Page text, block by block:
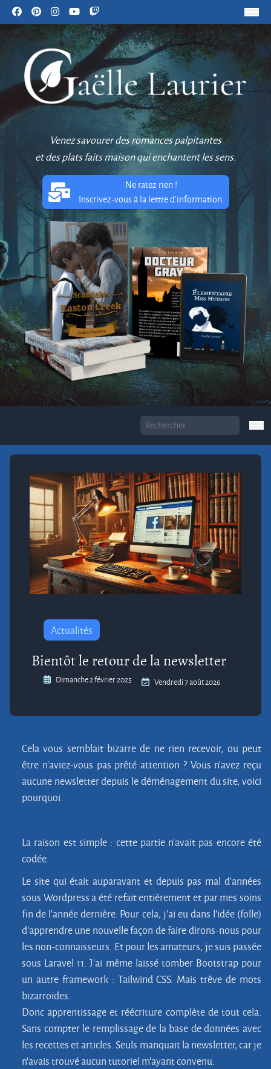
Venez savourer des romances palpitantes
et des plats faits maison qui enchantent les sens.
Ne ratez rien !
Inscrivez-vous à la lettre d'information.
Actualités
Bientôt le retour de la newsletter
Dimanche 2 février 2025 Vendredi 7 août 2026
Cela vous semblait bizarre de ne rien recevoir, ou peut
être n'aviez-vous pas prêté attention ? Vous n'avez reçu
aucune newsletter depuis le déménagement du site, voici
pourquoi.
La raison est simple : cette partie n'avait pas encore été
codée.
Le site qui était auparavant et depuis pas mal d'années
sous Wordpress a été refait entièrement et par mes soins
fin de l'année dernière. Pour cela, j'ai eu dans l'idée (folle)
d'apprendre une nouvelle façon de faire dirons-nous pour
les non-connaisseurs. Et pour les amateurs, je suis passée
sous Laravel 11. J'ai même laissé tomber Bootstrap pour
un autre framework : Tailwind CSS. Mais trêve de mots
bizarroïdes.
Donc apprentissage et réécriture complète de tout cela.
Sans compter le remplissage de la base de données avec
les recettes et articles. Seuls manquait la newsletter, car je
n'avais trouvé aucun tutoriel m'ayant convenu.